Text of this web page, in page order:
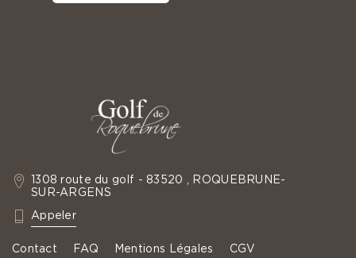
1308 route du golf - 83520 , ROQUEBRUNE-
SUR-ARGENS
: +33 4 94 19 60 35
Appeler
Contact FAQ Mentions Légales CGV